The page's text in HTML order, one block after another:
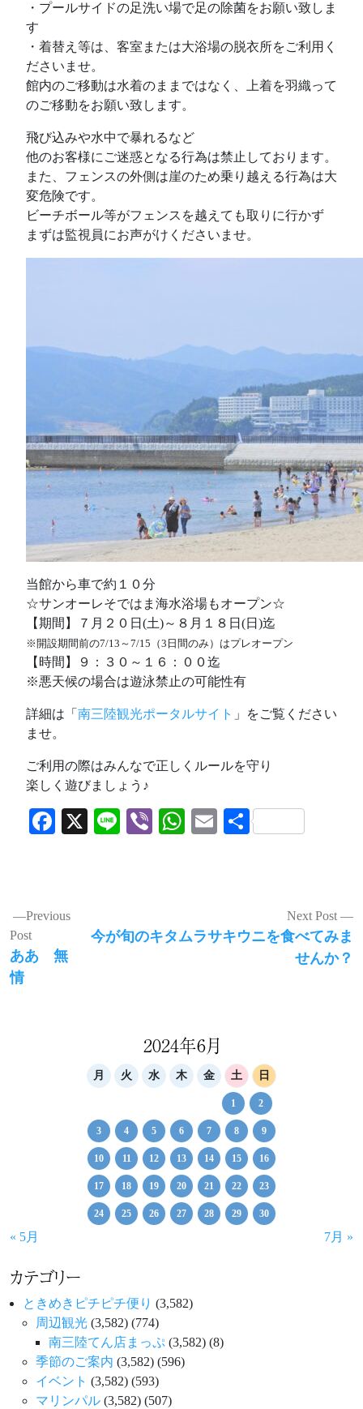
・プールサイドの足洗い場で足の除菌をお願い致しま
す
・着替え等は、客室または大浴場の脱衣所をご利用く
ださいませ。
館内のご移動は水着のままではなく、上着を羽織って
のご移動をお願い致します。
飛び込みや水中で暴れるなど
他のお客様にご迷惑となる行為は禁止しております。
また、フェンスの外側は崖のため乗り越える行為は大
変危険です。
ビーチボール等がフェンスを越えても取りに行かず
まずは監視員にお声がけくださいませ。
当館から車で約１０分
☆サンオーレそではま海水浴場もオープン☆
【期間】７月２０日(土)～８月１８日(日)迄
※開設期間前の7/13～7/15（3日間のみ）はプレオープン
【時間】９：３０～１６：００迄
※悪天候の場合は遊泳禁止の可能性有
詳細は「 南三陸観光ポータルサイト 」をご覧ください
ませ。
ご利用の際はみんなで正しくルールを守り
楽しく遊びましょう♪
Facebook
X LineViberWhatsApp
Email
共
投
稿
ナ
Previous
Post
Previous
post:
ああ 無
情
Next Post
Next
今が旬のキタムラサキウニを食べてみま
せんか？
2024年6月
月 火 水 木 金 土 日
1 2
3 4 5 6 7 8 9
10 11 12 13 14 15 16
17 18 19 20 21 22 23
24 25 26 27 28 29 30
« 5月 7月 »
カテゴリー
ときめきピチピチ便り (3,582)
周辺観光 (3,582) (774)
南三陸てん店まっぷ (3,582) (8)
季節のご案内 (3,582) (596)
イベント (3,582) (593)
マリンパル (3,582) (507)